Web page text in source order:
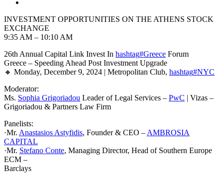
INVESTMENT OPPORTUNITIES ON THE ATHENS STOCK
EXCHANGE
9:35 AM – 10:10 AM
26th Annual Capital Link Invest In hashtag#Greece Forum
Greece – Speeding Ahead Post Investment Upgrade
🔸 Monday, December 9, 2024 | Metropolitan Club, hashtag#NYC
Moderator:
Ms. Sophia Grigoriadou Leader of Legal Services – PwC | Vizas –
Grigoriadou & Partners Law Firm
Panelists:
·Mr. Anastasios Astyfidis, Founder & CEO –AMBROSIA
CAPITAL
·Mr. Stefano Conte, Managing Director, Head of Southern Europe
ECM –
Barclays